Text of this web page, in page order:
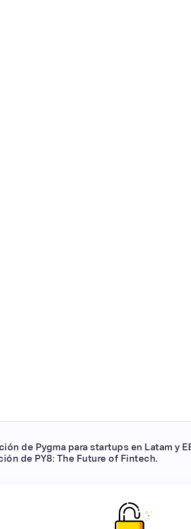
de Pygma para startups en Latam y
de PY8: The Future of Fintech.